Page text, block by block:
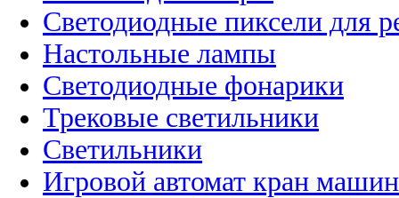
Светодиодные пиксели для
Настольные лампы
Светодиодные фонарики
Трековые светильники
Светильники
Игровой автомат кран